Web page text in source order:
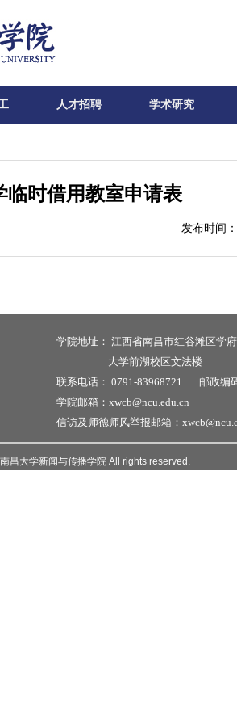
人才招聘 学术研究
临时借用教室申请表
发布时间
学院地址： 江西省南昌市红谷滩区学
大学前湖校区文法楼
联系电话： 0791-83968721 邮政编
学院邮箱：xwcb@ncu.edu.cn
信访及师德师风举报邮箱：
昌大学新闻与传播学院 All rights reserved.